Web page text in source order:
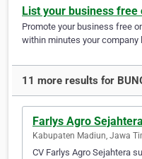
List your business
Promote your business free
within minutes your company
11 more results for
Farlys Agro Sejahtera
Kabupaten Madiun, Jawa
CV Farlys Agro Sejahtera